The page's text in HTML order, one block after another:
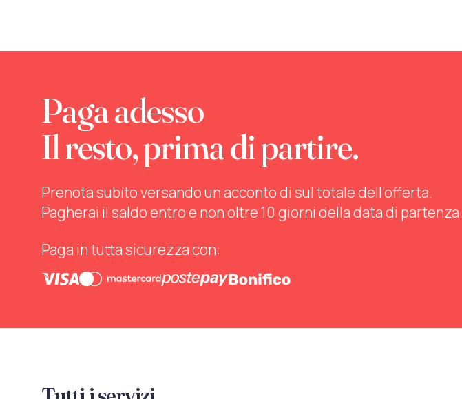
Paga adesso
Il resto, prima di partire.
Prenota subito versando un acconto di sul totale dell’offerta.
Pagherai il saldo entro e non oltre 10 giorni della data di partenza.
Paga in tutta sicurezza con: